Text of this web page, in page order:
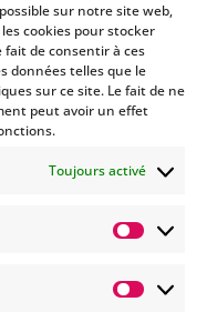
sur notre site web,
cookies pour stocker
de consentir à ces
données telles que le
sur ce site. Le fait de ne
peut avoir un effet
Toujours activé
informés